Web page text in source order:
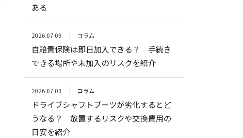
ある
2026.07.09 コラム
自賠責保険は即日加入できる？ 手続き
できる場所や未加入のリスクを紹介
2026.07.09 コラム
ドライブシャフトブーツが劣化するとど
うなる？ 放置するリスクや交換費用の
目安を紹介